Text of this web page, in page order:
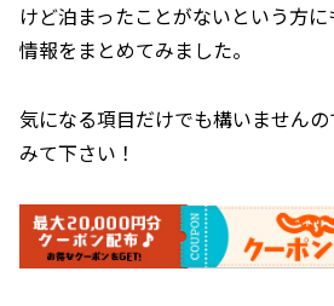
けど泊まったことがないという方
情報をまとめてみました。
気になる項目だけでも構いません
みて下さい！